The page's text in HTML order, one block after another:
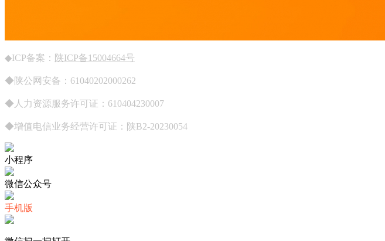
◆ICP备案： 陕ICP备15004664号
◆陕公网安备：61040202000262
◆人力资源服务许可证：610404230007
◆增值电信业务经营许可证：陕B2-20230054
小程序
微信公众号
手机版